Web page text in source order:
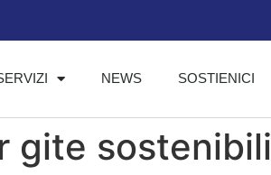
NEWS SOSTIENICI
gite sostenibili